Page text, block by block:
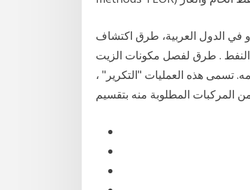
في الدول العربية، طرق اكتشاف
النفط . طرق لفصل مكونات الزيت
تسمى هذه العمليات "التكرير" ،
المركبات المطلوبة منه بتقسيم